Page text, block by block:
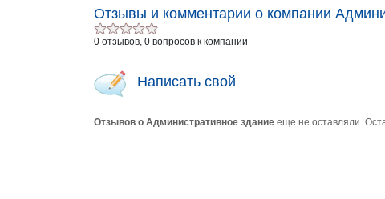
Отзывы и комментарии о компании
0 отзывов, 0 вопросов к компании
Написать свой
Отзывов о Административное здание еще не оставляли.